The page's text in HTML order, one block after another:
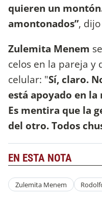
quieren un
amontonados”,
Zulemita Menem
celos en la pareja y
celular: "Sí, claro.
está apoyado en
Es mentira que la
del otro. Todos
EN ESTA NOTA
Zulemita Menem